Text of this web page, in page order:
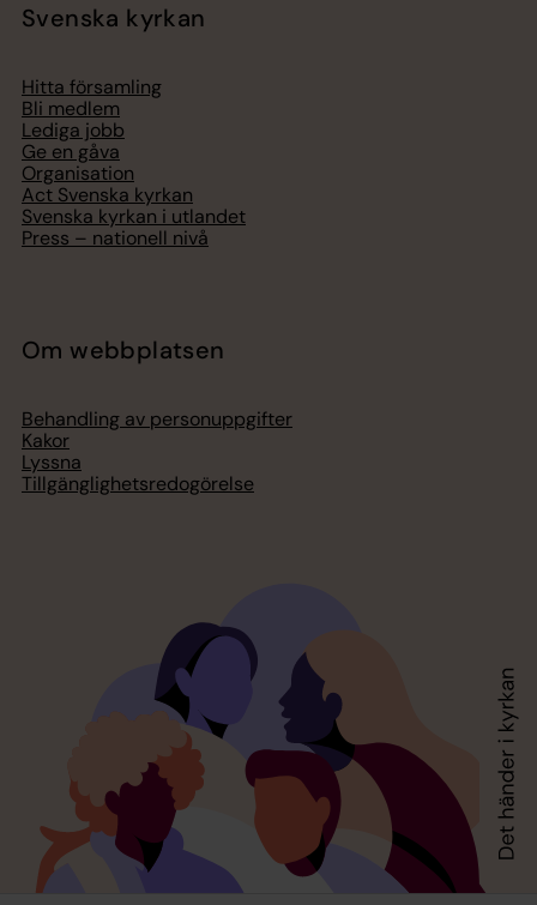
Svenska kyrkan
Hitta församling
Bli medlem
Lediga jobb
Ge en gåva
Organisation
Act Svenska kyrkan
Svenska kyrkan i utlandet
Press – nationell nivå
Om webbplatsen
Behandling av personuppgifter
Kakor
Lyssna
Tillgänglighetsredogörelse